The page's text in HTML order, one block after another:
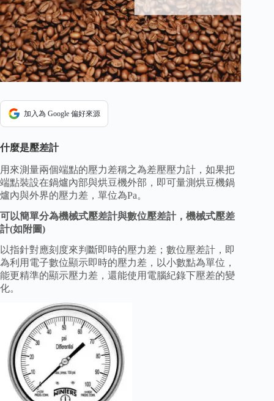
加入為 Google 偏好來源
什麼是壓差計
用來測量兩個端點的壓力差稱之為差壓壓力計，如果把
端點裝設在鍋爐內部與烘豆機外部，即可量測烘豆機鍋
爐內與外界的壓力差，單位為Pa。
可以簡單分為機械式壓差計與數位壓差計，機械式壓差
計(如附圖)
以指針對應刻度來判斷即時的壓力差；數位壓差計，即
為利用電子數位顯示即時的壓力差，以小數點為單位，
能更精準的顯示壓力差，還能使用電腦紀錄下壓差的變
化。